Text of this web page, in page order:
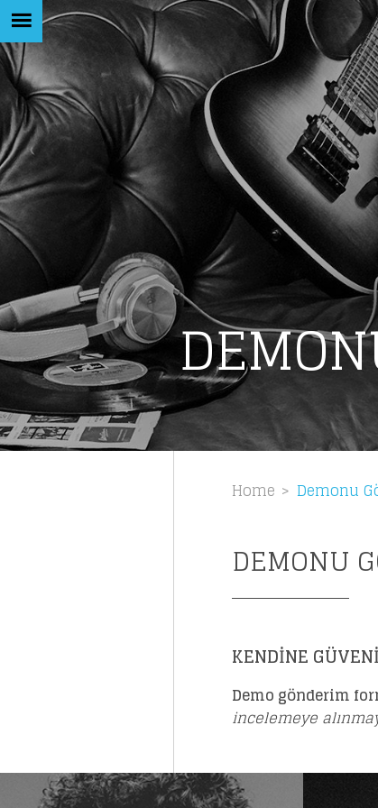
Home Demonu
DEMONU
KENDİNE
Demo gönderim
incelemeye
Get